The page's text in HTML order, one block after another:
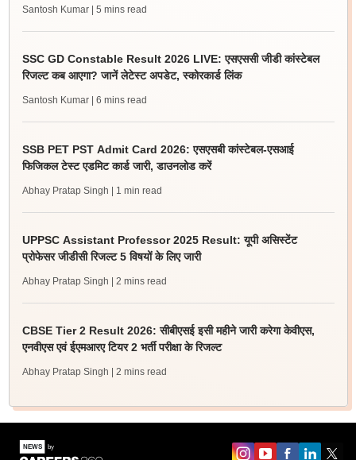
Santosh Kumar | 5 mins read
SSC GD Constable Result 2026 LIVE: एसएससी जीडी कांस्टेबल
रिजल्ट कब आएगा? जानें लेटेस्ट अपडेट, स्कोरकार्ड लिंक
Santosh Kumar | 6 mins read
SSB PET PST Admit Card 2026: एसएसबी कांस्टेबल-एसआई
फिजिकल टेस्ट एडमिट कार्ड जारी, डाउनलोड करें
Abhay Pratap Singh | 1 min read
UPPSC Assistant Professor 2025 Result: यूपी असिस्टेंट
प्रोफेसर जीडीसी रिजल्ट 5 विषयों के लिए जारी
Abhay Pratap Singh | 2 mins read
CBSE Tier 2 Result 2026: सीबीएसई इसी महीने जारी करेगा केवीएस,
एनवीएस एवं ईएमआरए टियर 2 भर्ती परीक्षा के रिजल्ट
Abhay Pratap Singh | 2 mins read